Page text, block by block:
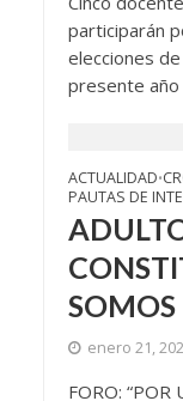
participarán
elecciones
presente año
ACTUALIDAD•
PAUTAS DE
SOMOS
enero 21,
FORO: “POR